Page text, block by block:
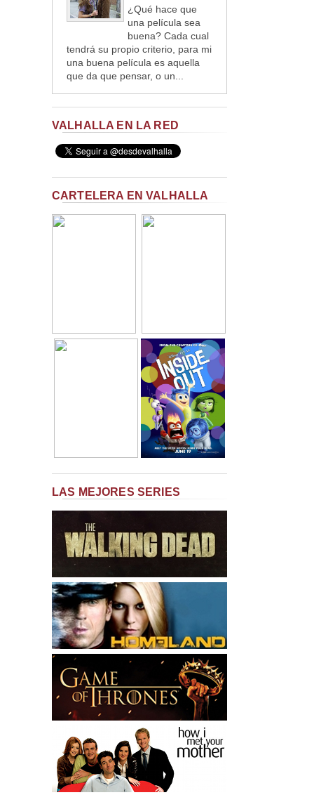
¿Qué hace que
una película sea
buena? Cada cual
tendrá su propio criterio, para mi
una buena película es aquella
que da que pensar, o un...
VALHALLA EN LA RED
CARTELERA EN VALHALLA
LAS MEJORES SERIES